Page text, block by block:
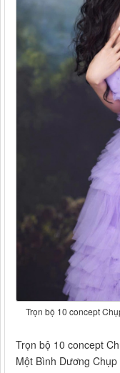
Trọn bộ 10 concept
Trọn bộ 10 concept
Một Bình Dương